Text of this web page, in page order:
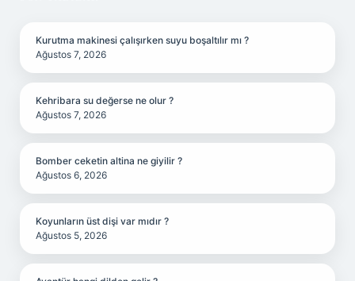
SIDEBAR
Kurutma makinesi çalışırken suyu boşaltılır mı ?
Ağustos 7, 2026
Kehribara su değerse ne olur ?
Ağustos 7, 2026
Bomber ceketin altina ne giyilir ?
Ağustos 6, 2026
Koyunların üst dişi var mıdır ?
Ağustos 5, 2026